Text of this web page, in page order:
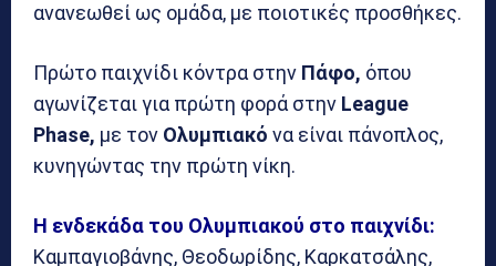
ανανεωθεί ως ομάδα, με ποιοτικές προσθήκες.
Πρώτο παιχνίδι κόντρα στην Πάφο, όπου
αγωνίζεται για πρώτη φορά στην League
Phase, με τον Ολυμπιακό να είναι πάνοπλος,
κυνηγώντας την πρώτη νίκη.
Η ενδεκάδα του Ολυμπιακού στο παιχνίδι:
Καμπαγιοβάνης, Θεοδωρίδης, Καρκατσάλης,